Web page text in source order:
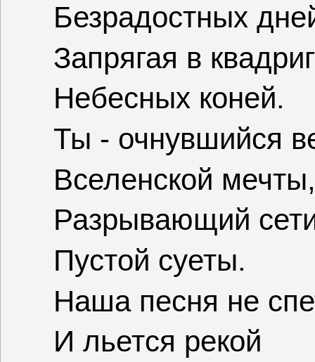
Безрадостных
Запрягая в
Небесных коней.
Ты - очнувшийся
Вселенской мечты,
Разрывающий
Пустой суеты.
Наша песня не
И льется рекой